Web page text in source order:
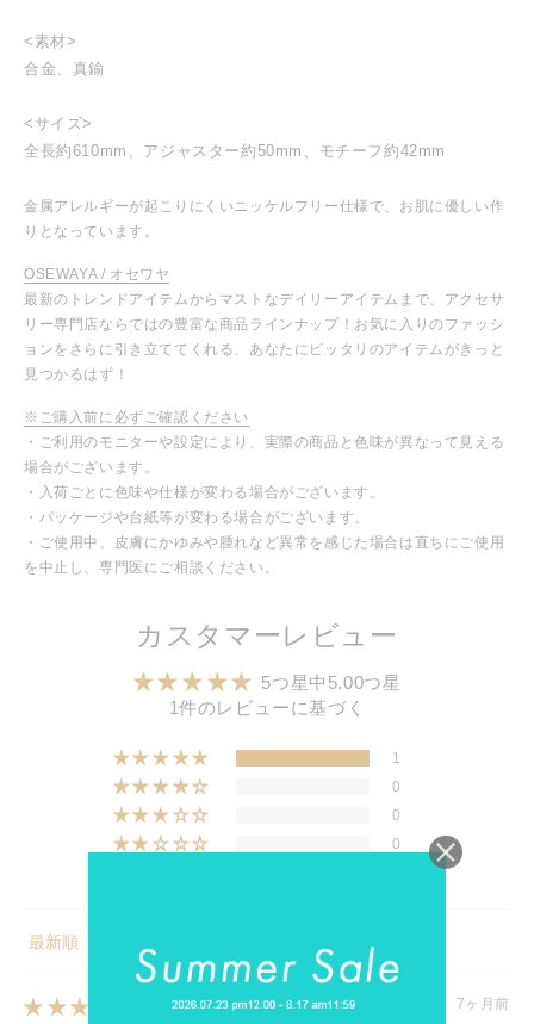
<素材>
合金、真鍮
<サイズ>
全長約610mm、アジャスター約50mm、モチーフ約42mm
金属アレルギーが起こりにくいニッケルフリー仕様で、お肌に優しい作
りとなっています。
OSEWAYA / オセワヤ
最新のトレンドアイテムからマストなデイリーアイテムまで、アクセサ
リー専門店ならではの豊富な商品ラインナップ！お気に入りのファッシ
ョンをさらに引き立ててくれる、あなたにピッタリのアイテムがきっと
見つかるはず！
※ご購入前に必ずご確認ください
・ご利用のモニターや設定により、実際の商品と色味が異なって見える
場合がございます。
・入荷ごとに色味や仕様が変わる場合がございます。
・パッケージや台紙等が変わる場合がございます。
・ご使用中、皮膚にかゆみや腫れなど異常を感じた場合は直ちにご使用
を中止し、専門医にご相談ください。
カスタマーレビュー
5つ星中5.00つ星
1件のレビューに基づく
1
0
0
0
Sort by
7ヶ月前